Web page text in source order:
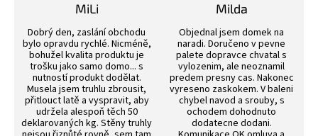
hvězdiček.
MiLi
Hodnocení obchodu je 3 z 5 hvězdiček.
Dobrý den, zaslání obchodu
bylo opravdu rychlé. Nicméně,
bohužel kvalita produktu je
trošku jako samo domo... s
nutností produkt dodělat.
Musela jsem truhlu zbrousit,
přitlouct latě a vyspravit, aby
udržela alespoň těch 50
deklarovaných kg. Stěny truhly
Milda
Objednal jsem domek na
naradi. Doručeno v pevne
palete dopravce chvatal s
vylozenim, ale neoznamil
predem presny cas. Nakonec
vyreseno zaskokem. V baleni
chybel navod a srouby, s
ochodem dohodnuto
dodatecne dodani.